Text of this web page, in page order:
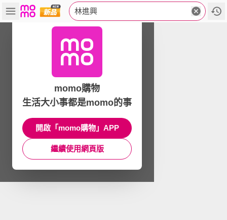
林進興
momo購物
生活大小事都是momo的事
開啟「momo購物」APP
繼續使用網頁版